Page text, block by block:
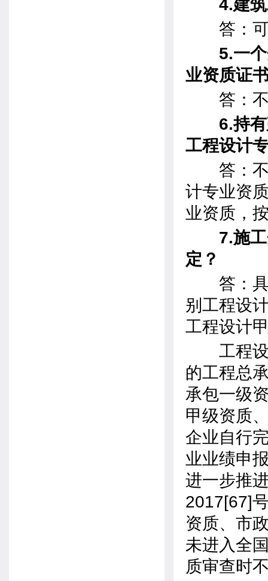
4.建
答：可
5.一
业资质证
答：不
6.持
工程设计
答：不
计专业资
业资质，
7.施
定？
答：具
别工程设
工程设计
工程设
的工程总
承包一级
甲级资质
企业自行
业业绩申
进一步推
2017[67]
资质、市
未进入全
质审查时